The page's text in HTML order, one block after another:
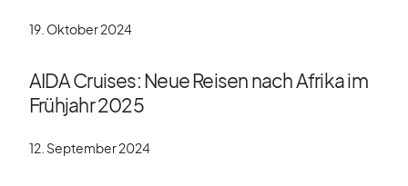
19. Oktober 2024
AIDA Cruises: Neue Reisen nach Afrika im
Frühjahr 2025
12. September 2024